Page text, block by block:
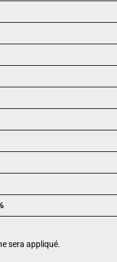
sera appliqué.